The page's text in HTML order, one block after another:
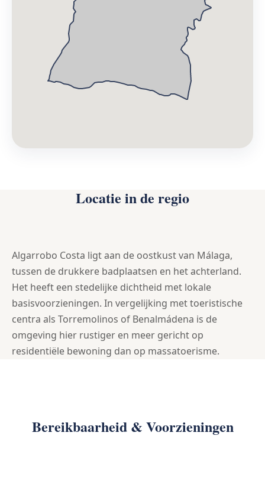
Locatie in de regio
Algarrobo Costa ligt aan de oostkust van Málaga,
tussen de drukkere badplaatsen en het achterland.
Het heeft een stedelijke dichtheid met lokale
basisvoorzieningen. In vergelijking met toeristische
centra als Torremolinos of Benalmádena is de
omgeving hier rustiger en meer gericht op
residentiële bewoning dan op massatoerisme.
Bereikbaarheid & Voorzieningen